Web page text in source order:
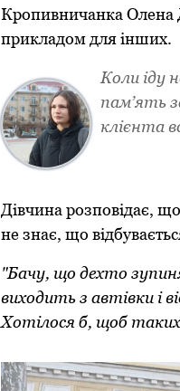
Кропивничанка Олена
прикладом для інших.
Коли іду
пам’ять
клієнта
Дівчина розповідає,
не знає, що
"Бачу, що дехто
виходить з автівки і
Хотілося б, щоб